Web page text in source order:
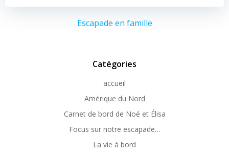
Escapade en famille
Catégories
accueil
Amérique du Nord
Carnet de bord de Noé et Élisa
Focus sur notre escapade…
La vie à bord